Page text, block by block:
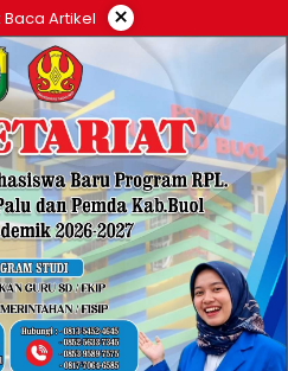
Baca Artikel ×